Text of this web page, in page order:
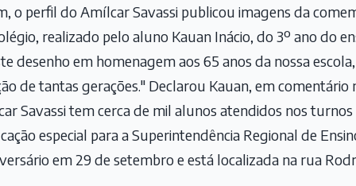
o perfil do Amílcar Savassi publicou imagens da
realizado pelo aluno Kauan Inácio, do 3º ano do
desenho em homenagem aos 65 anos da nossa
de tantas gerações." Declarou Kauan, em comentário
Savassi tem cerca de mil alunos atendidos nos
especial para a Superintendência Regional de
em 29 de setembro e está localizada na rua